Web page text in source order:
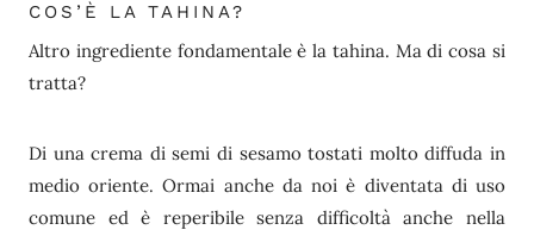
COS’È LA TAHINA?
Altro ingrediente fondamentale è la tahina. Ma di cosa si
tratta?
Di una crema di semi di sesamo tostati molto diffuda in
medio oriente. Ormai anche da noi è diventata di uso
comune ed è reperibile senza difficoltà anche nella